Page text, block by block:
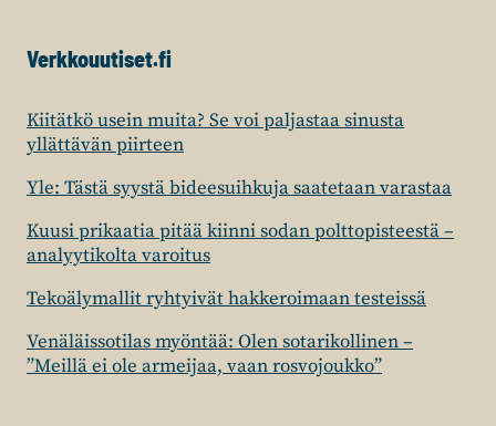
Verkkouutiset.fi
Kiitätkö usein muita? Se voi paljastaa sinusta
yllättävän piirteen
Yle: Tästä syystä bideesuihkuja saatetaan varastaa
Kuusi prikaatia pitää kiinni sodan polttopisteestä –
analyytikolta varoitus
Tekoälymallit ryhtyivät hakkeroimaan testeissä
Venäläissotilas myöntää: Olen sotarikollinen –
”Meillä ei ole armeijaa, vaan rosvojoukko”